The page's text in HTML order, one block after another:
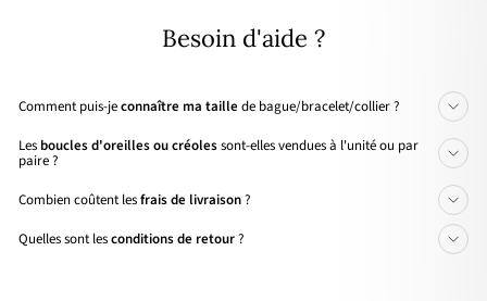
Besoin d'aide ?
Comment puis-jeconnaître ma taille de bague/bracelet/collier ?
Les boucles d'oreilles ou créolessont-elles vendues à l'unité ou par
paire ?
Combien coûtent lesfrais de livraison?
Quelles sont lesconditions de retour?